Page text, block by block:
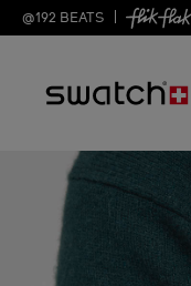
@192 BEATS